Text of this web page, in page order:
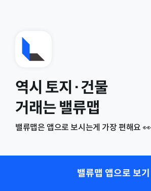
역시 토지·건물
거래는 밸류맵
밸류맵은 앱으로 보시는게 가장 편해요 👀
밸류맵 앱으로 보기